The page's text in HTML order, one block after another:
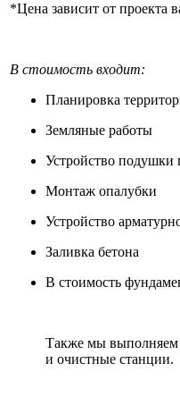
*Цена зависит от проекта
В стоимость входит:
Планировка
Земляные работы
Устройство подушки
Монтаж опалубки
Устройство
Заливка бетона
В стоимость
Также мы выполняем
и очистные станции.